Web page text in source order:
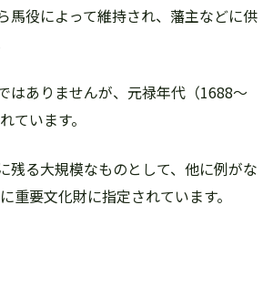
馬役によって維持され、藩主などに供
はありませんが、元禄年代（1688〜
ています。
残る大規模なものとして、他に例がな
重要文化財に指定されています。